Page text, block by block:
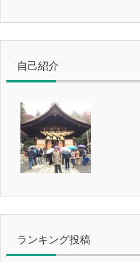
自己紹介
ランキング投稿